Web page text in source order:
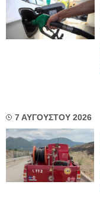
7 ΑΥΓΟΥΣΤΟΥ 2026